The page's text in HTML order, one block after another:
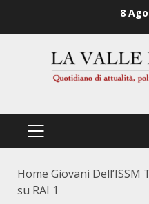
8
PRIMÄRES
Home Giovani Dell’ISSM
su RAI 1